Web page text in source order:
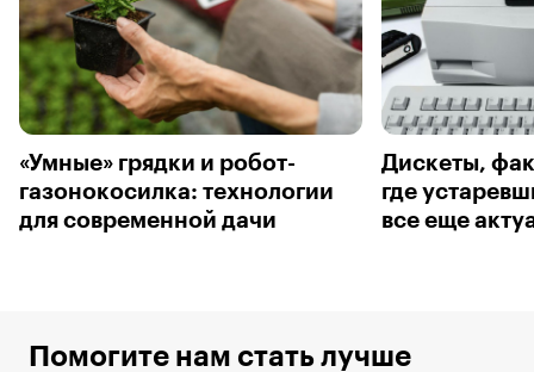
«Умные» грядки и робот-
газонокосилка: технологии
для современной дачи
Дискеты,
где
все еще
Помогите нам стать лучше